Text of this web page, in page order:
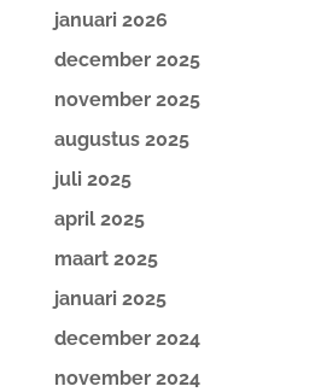
januari 2026
december 2025
november 2025
augustus 2025
juli 2025
april 2025
maart 2025
januari 2025
december 2024
november 2024